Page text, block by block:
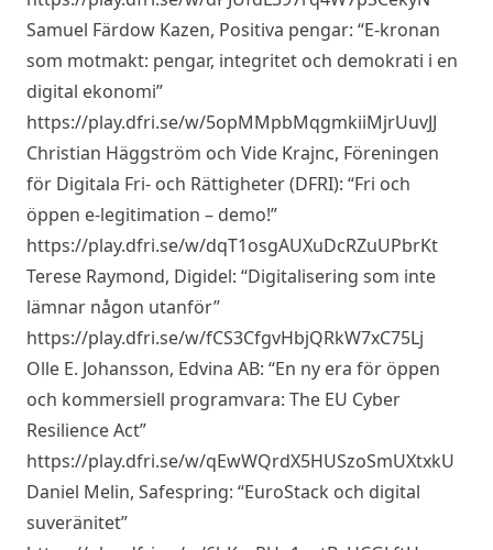
Samuel Färdow Kazen, Positiva pengar: “E-kronan
som motmakt: pengar, integritet och demokrati i en
digital ekonomi”
https://play.dfri.se/w/5opMMpbMqgmkiiMjrUuvJJ
Christian Häggström och Vide Krajnc, Föreningen
för Digitala Fri- och Rättigheter (DFRI): “Fri och
öppen e-legitimation – demo!”
https://play.dfri.se/w/dqT1osgAUXuDcRZuUPbrKt
Terese Raymond, Digidel: “Digitalisering som inte
lämnar någon utanför”
https://play.dfri.se/w/fCS3CfgvHbjQRkW7xC75Lj
Olle E. Johansson, Edvina AB: “En ny era för öppen
och kommersiell programvara: The EU Cyber
Resilience Act”
https://play.dfri.se/w/qEwWQrdX5HUSzoSmUXtxkU
Daniel Melin, Safespring: “EuroStack och digital
suveränitet”